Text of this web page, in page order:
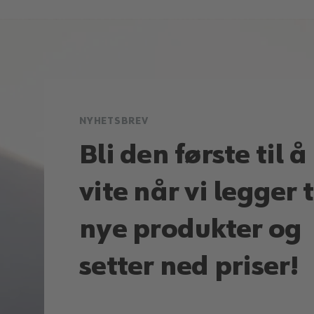
NYHETSBREV
Bli den første til å
vite når vi legger
nye produkter og
setter ned priser!